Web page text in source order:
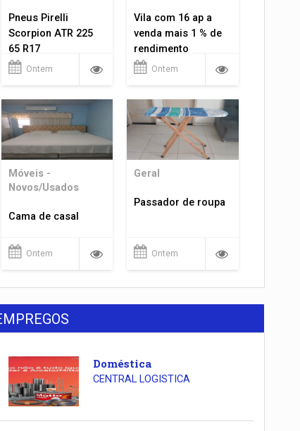
Pneus Pirelli
Scorpion ATR 225
65 R17
Ontem
Vila com 16 ap a
venda mais 1 % de
rendimento
Ontem
Móveis -
Novos/Usados
Cama de casal
Ontem
Geral
Passador de roupa
Ontem
Doméstica
CENTRAL LOGISTICA